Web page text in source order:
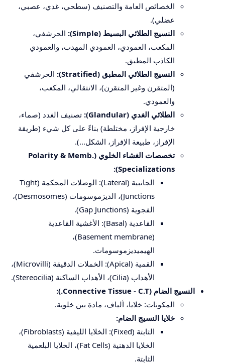
الخصائص العامة والتصنيف (سطحي، غدي، عصبي،
عضلي).
النسيج الطلائي البسيط (Simple):
الحرشفي،
المكعب، العمودي، العمودي المهدب، والعمودي
الكاذب المطبق.
النسيج الطلائي المطبق (Stratified):
الحرشفي
(المتقرن وغير المتقرن)، الانتقالي، المكعب،
والعمودي.
الطلائي الغدي (Glandular):
تصنيف الغدد (صماء،
خارجية الإفراز، مختلطة) بناءً على كل شيء (طريقة
الإفراز، طبيعة الإفراز، الشكل...).
تخصصات الغشاء الخلوي (Polarity & Memb.
Specializations):
الجانبية (Lateral): الوصلات المحكمة (Tight
Junctions)، الديزموسومات (Desmosomes)،
الفجوية (Gap Junctions).
القاعدية (Basal): الأغشية القاعدية
(Basement membrane)،
الهيميديزموسومات.
القمية (Apical): الخملات الدقيقة (Microvilli)،
الأهداب (Cilia)، الأهداب الساكنة (Stereocilia).
النسيج الضام (Connective Tissue - C.T.):
المكونات: خلايا، ألياف، مادة بين خلوية.
خلايا النسيج الضام:
الثابتة (Fixed): الخلايا الليفية (Fibroblasts)،
الخلايا الدهنية (Fat Cells)، الخلايا البلعمية
الثابتة.